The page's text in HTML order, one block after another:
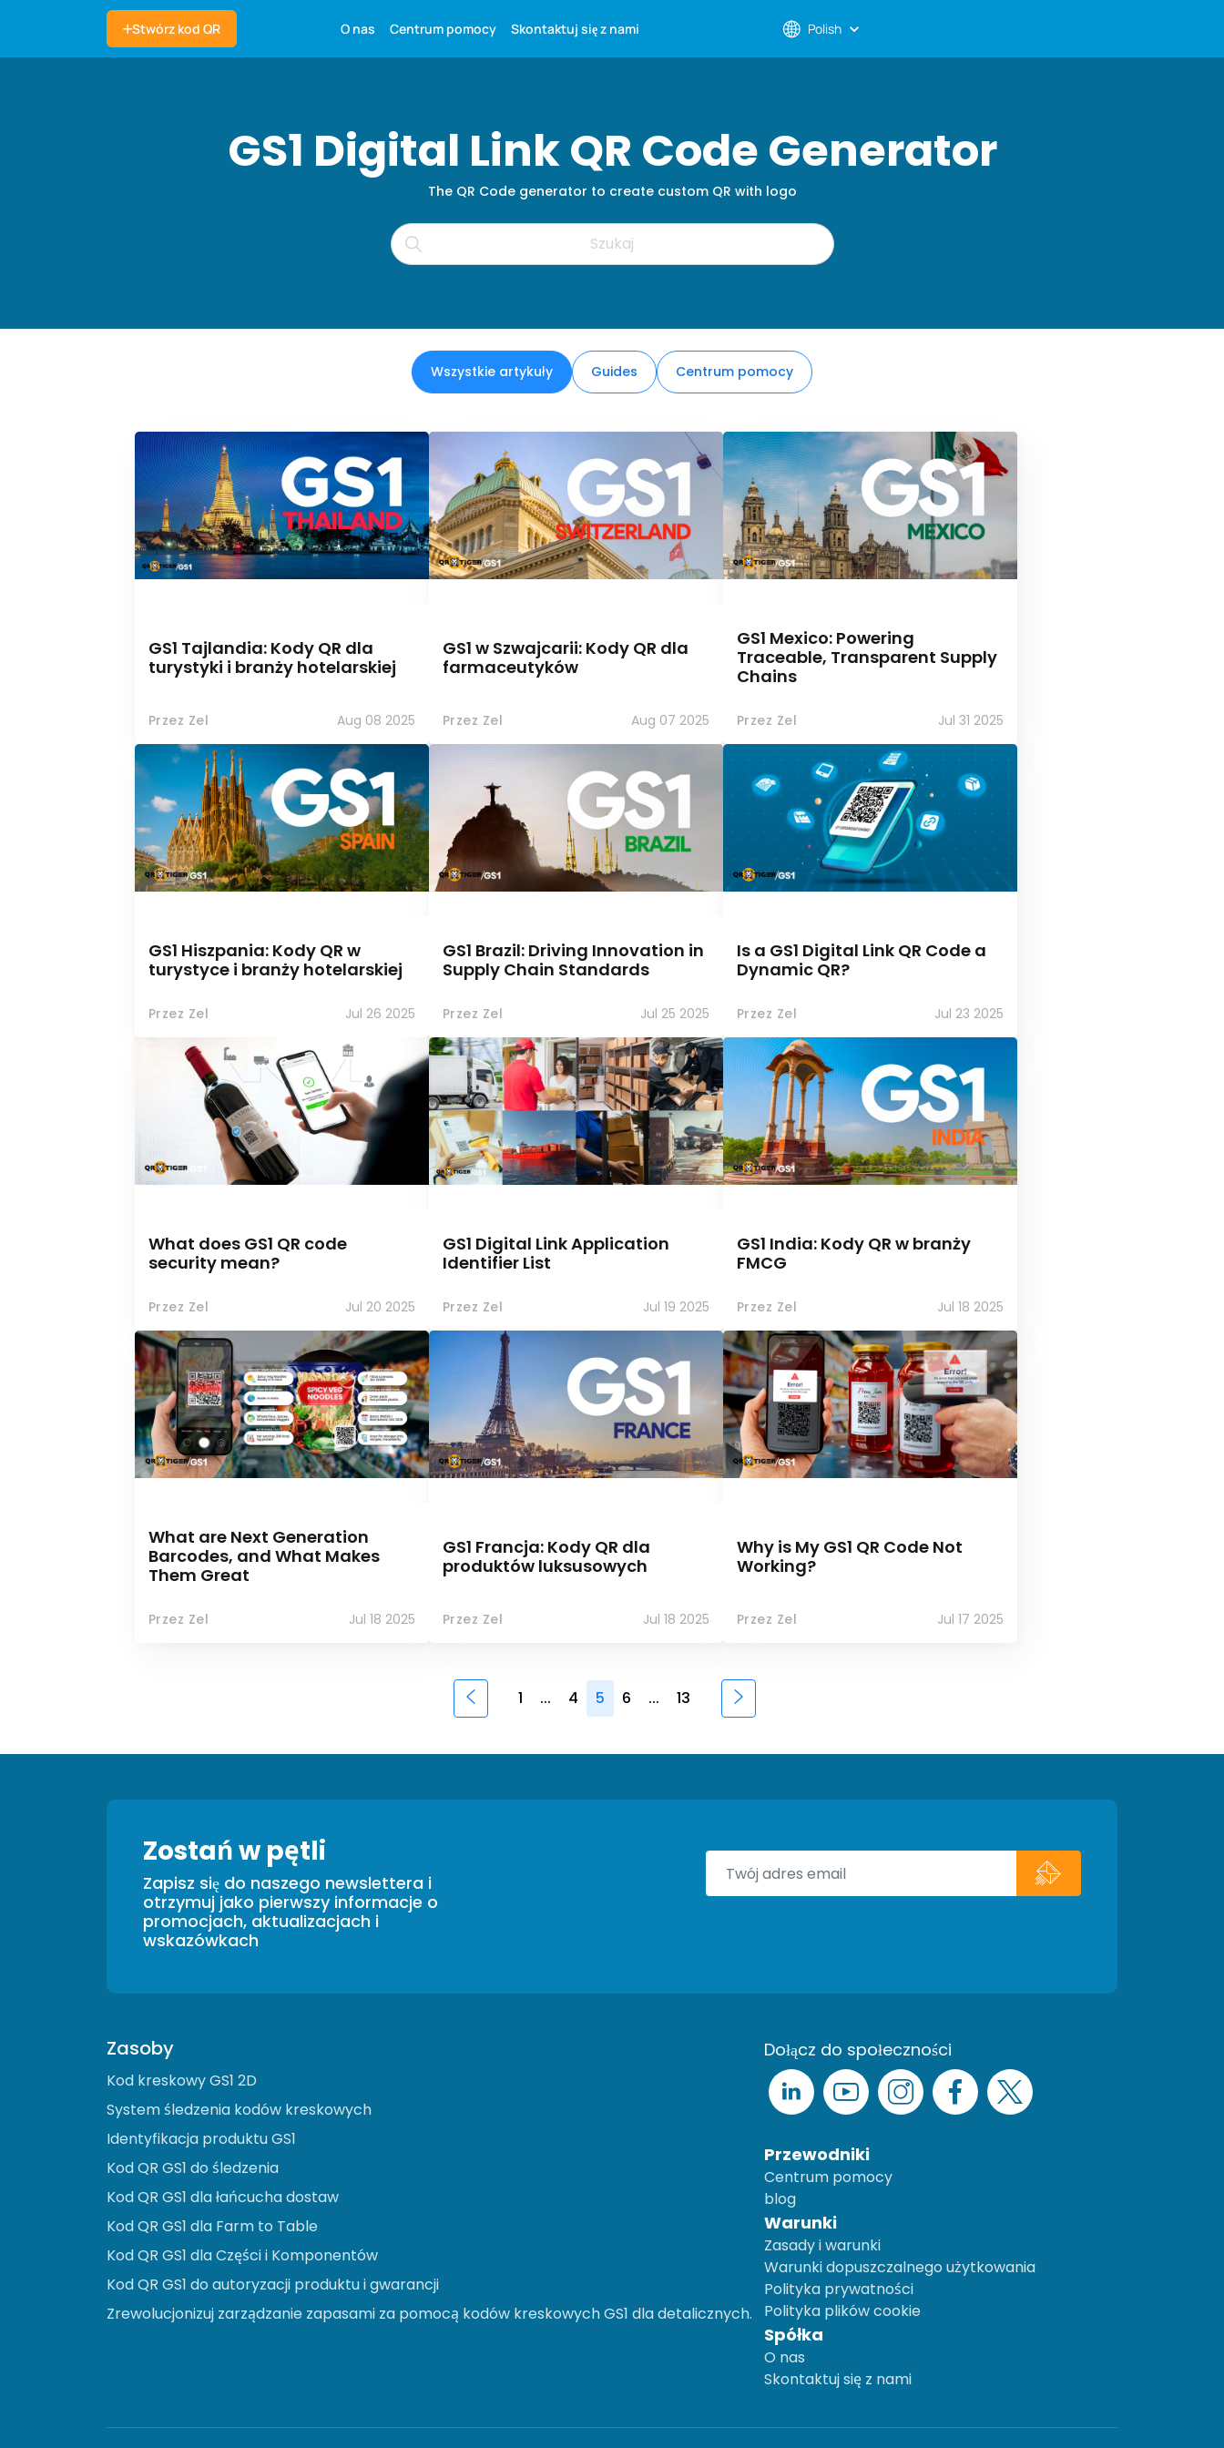
Stwórz kod QR O nas Centrum pomocy Skontaktuj się z nami Polish
GS1 Digital Link QR Code Generator
The QR Code generator to create custom QR with logo
Wszystkie artykuły Guides Centrum pomocy
GS1 Tajlandia: Kody QR dla
turystyki i branży hotelarskiej
Przez Zel Aug 08 2025
GS1 w Szwajcarii: Kody QR dla
farmaceutyków
Przez Zel Aug 07 2025
GS1 Mexico: Powering
Traceable, Transparent Supply
Chains
Przez Zel Jul 31 2025
GS1 Hiszpania: Kody QR w
turystyce i branży hotelarskiej
Przez Zel Jul 26 2025
GS1 Brazil: Driving Innovation in
Supply Chain Standards
Przez Zel Jul 25 2025
Is a GS1 Digital Link QR Code a
Dynamic QR?
Przez Zel Jul 23 2025
What does GS1 QR code
security mean?
Przez Zel Jul 20 2025
GS1 Digital Link Application
Identifier List
Przez Zel Jul 19 2025
GS1 India: Kody QR w branży
FMCG
Przez Zel Jul 18 2025
What are Next Generation
Barcodes, and What Makes
Them Great
Przez Zel Jul 18 2025
GS1 Francja: Kody QR dla
produktów luksusowych
Przez Zel Jul 18 2025
Why is My GS1 QR Code Not
Working?
Przez Zel Jul 17 2025
1 ... 4 5 6 ... 13
Zostań w pętli
Zapisz się do naszego newslettera i
otrzymuj jako pierwszy informacje o
promocjach, aktualizacjach i
wskazówkach
Zasoby
Kod kreskowy GS1 2D
System śledzenia kodów kreskowych
Identyfikacja produktu GS1
Kod QR GS1 do śledzenia
Kod QR GS1 dla łańcucha dostaw
Kod QR GS1 dla Farm to Table
Kod QR GS1 dla Części i Komponentów
Kod QR GS1 do autoryzacji produktu i gwarancji
Zrewolucjonizuj zarządzanie zapasami za pomocą kodów kreskowych GS1 dla detalicznych.
Dołącz do społeczności
Przewodniki
Centrum pomocy
blog
Warunki
Zasady i warunki
Warunki dopuszczalnego użytkowania
Polityka prywatności
Polityka plików cookie
Spółka
O nas
Skontaktuj się z nami